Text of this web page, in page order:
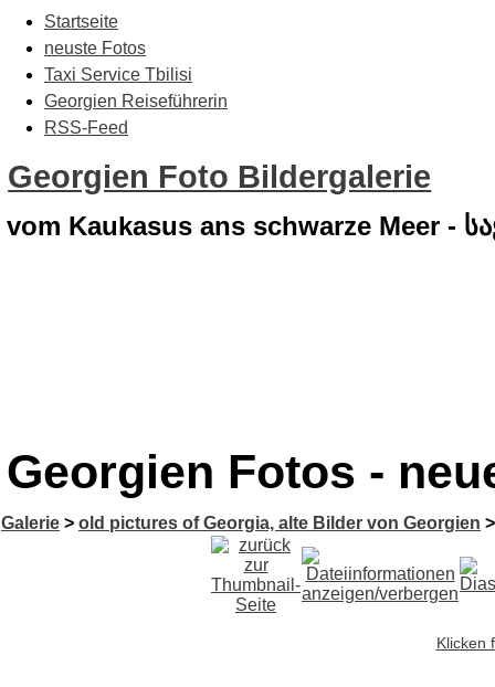
Startseite
neuste Fotos
Taxi Service Tbilisi
Georgien Reiseführerin
RSS-Feed
Georgien Foto Bildergalerie
vom Kaukasus ans schwarze Meer -
Georgien Fotos -
Galerie > old pictures of Georgia, alte Bilder von Georgien
Klicken